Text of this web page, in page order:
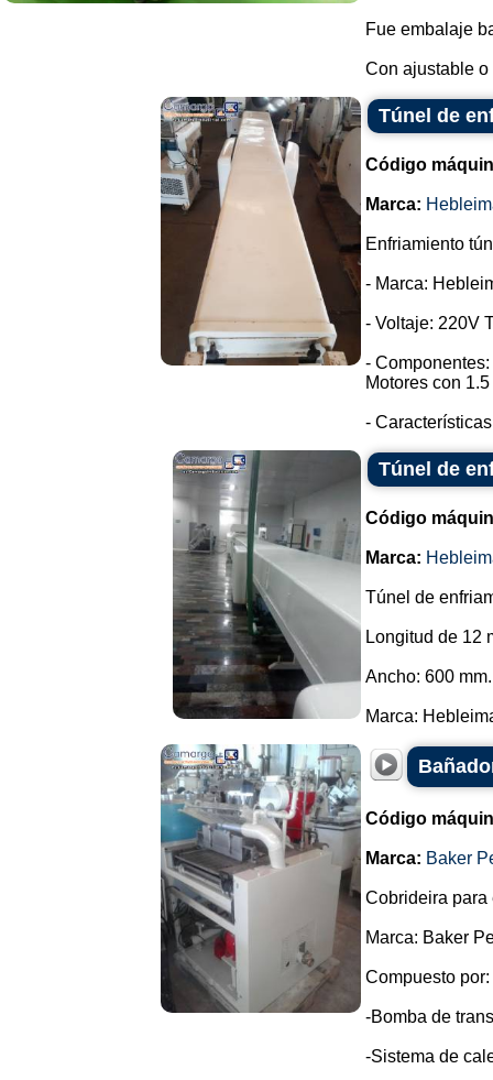
Fue embalaje
Con ajustable o
Túnel de
Código
Marca:
Enfriamiento
- Marca:
- Voltaje: 220V
-
Motores con
-
Túnel de
Código
Marca:
Túnel de
Longitud de 12
Ancho: 600 mm.
Marca:
Código
Marca: Baker
Cobrideira para
Marca: Baker
Compuesto por:
-Bomba de
-Sistema de